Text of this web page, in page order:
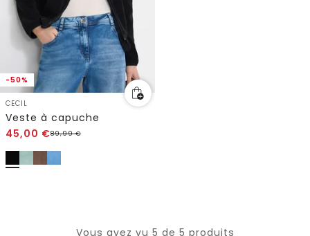
-50%
CECIL
Veste à capuche
45,00 €89,99€
Vous avez vu 5 de 5 produits